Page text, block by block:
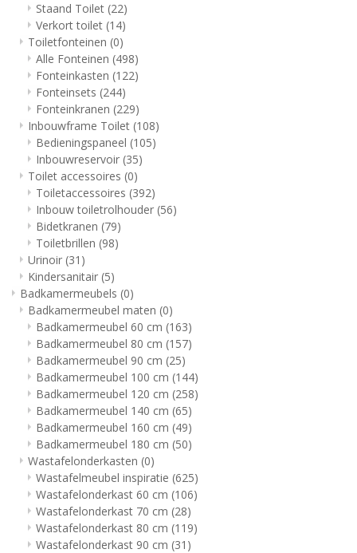
Staand Toilet (22)
Verkort toilet (14)
Toiletfonteinen (0)
Alle Fonteinen (498)
Fonteinkasten (122)
Fonteinsets (244)
Fonteinkranen (229)
Inbouwframe Toilet (108)
Bedieningspaneel (105)
Inbouwreservoir (35)
Toilet accessoires (0)
Toiletaccessoires (392)
Inbouw toiletrolhouder (56)
Bidetkranen (79)
Toiletbrillen (98)
Urinoir (31)
Kindersanitair (5)
Badkamermeubels (0)
Badkamermeubel maten (0)
Badkamermeubel 60 cm (163)
Badkamermeubel 80 cm (157)
Badkamermeubel 90 cm (25)
Badkamermeubel 100 cm (144)
Badkamermeubel 120 cm (258)
Badkamermeubel 140 cm (65)
Badkamermeubel 160 cm (49)
Badkamermeubel 180 cm (50)
Wastafelonderkasten (0)
Wastafelmeubel inspiratie (625)
Wastafelonderkast 60 cm (106)
Wastafelonderkast 70 cm (28)
Wastafelonderkast 80 cm (119)
Wastafelonderkast 90 cm (31)